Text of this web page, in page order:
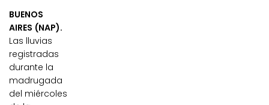
BUENOS
AIRES (NAP).
Las lluvias
registradas
durante la
madrugada
del miércoles